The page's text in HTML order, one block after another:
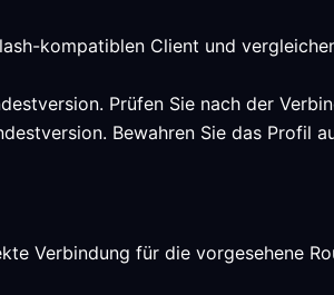
kompatiblen Client und
Prüfen Sie nach der
Bewahren Sie das Profil
Verbindung für die vorgesehene